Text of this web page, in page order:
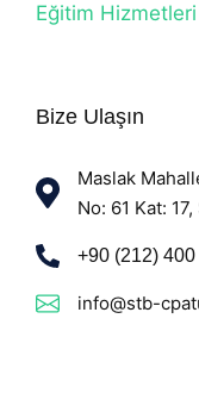
Eğitim Hizmetleri
Bize Ulaşın
Maslak
No: 61 Kat:
+90 (212)
info@stb-